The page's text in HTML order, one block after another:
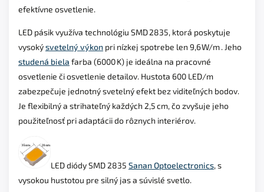
efektívne osvetlenie.
LED pásik využíva technológiu SMD 2835, ktorá poskytuje
vysokýsvetelný výkon pri nízkej spotrebe len 9,6 W/m. Jeho
studená biela farba (6000 K) je ideálna na pracovné
osvetlenie či osvetlenie detailov. Hustota 600 LED/m
zabezpečuje jednotný svetelný efekt bez viditeľných bodov.
Je flexibilný a strihateľný každých 2,5 cm, čo zvyšuje jeho
použiteľnosť pri adaptácii do rôznych interiérov.
LED diódy SMD 2835 Sanan Optoelectronics, s
vysokou hustotou pre silný jas a súvislé svetlo.